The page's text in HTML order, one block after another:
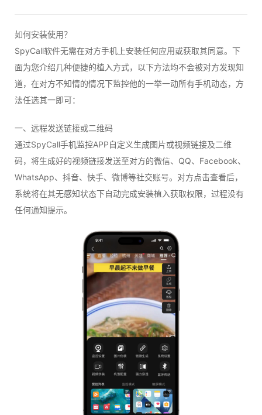
如何安装使用？
SpyCall软件无需在对方手机上安装任何应用或获取其同意。下
面为您介绍几种便捷的植入方式，以下方法均不会被对方发现知
道，在对方不知情的情况下监控他的一举一动所有手机动态，方
法任选其一即可：
一、远程发送链接或二维码
通过SpyCall手机监控APP自定义生成图片或视频链接及二维
码，将生成好的视频链接发送至对方的微信、QQ、Facebook、
WhatsApp、抖音、快手、微博等社交账号。对方点击查看后，
系统将在其无感知状态下自动完成安装植入获取权限，过程没有
任何通知提示。